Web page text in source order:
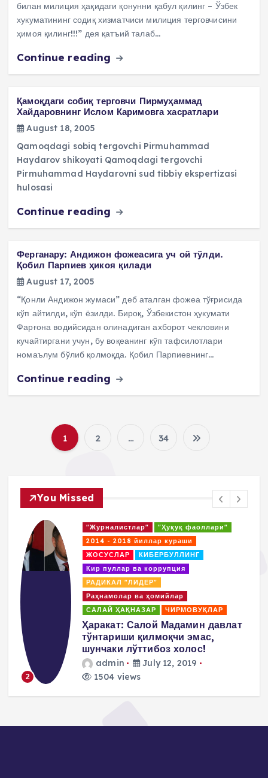
билан милиция ҳақидаги қонунни қабул қилинг – Ўзбек
хукуматининг содиқ хизматчиси милиция терговчисини
ҳимоя қилинг!!!” дея қатъий талаб…
Continue reading
Қамоқдаги собиқ терговчи Пирмуҳаммад
Хайдаровнинг Ислом Каримовга хасратлари
August 18, 2005
Qamoqdagi sobiq tergovchi Pirmuhammad
Haydarov shikoyati Qamoqdagi tergovchi
Pirmuhammad Haydarovni sud tibbiy ekspertizasi
hulosasi
Continue reading
Ферганару: Андижон фожеасига уч ой тўлди.
Қобил Парпиев ҳикоя қилади
August 17, 2005
“Қонли Андижон жумаси” деб аталган фожеа тўғрисида
кўп айтилди, кўп ёзилди. Бироқ, Ўзбекистон ҳукумати
Фарғона водийсидан олинадиган ахборот чекловини
кучайтиргани учун, бу воқеанинг кўп тафсилотлари
номаълум бўлиб қолмоқда. Қобил Парпиевнинг…
Continue reading
P
t
s
p
a
g
i
1 2 … 34
You Missed
2
"Журналистлар"
"Ҳуқуқ фаоллари"
2014 - 2018 йиллар кураши
ЖОСУСЛАР
КИБЕРБУЛЛИНГ
Кир пуллар ва коррупция
РАДИКАЛ "ЛИДЕР"
Раҳнамолар ва ҳомийлар
САЛАЙ ҲАҚНАЗАР
ЧИРМОВУҚЛАР
Ҳаракат: Салой Мадамин давлат
тўнтариши қилмоқчи эмас,
шунчаки лўттибоз холос!
admin
July 12, 2019
1504 views